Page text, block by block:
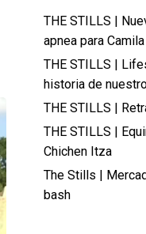
THE STILLS |
apnea para
THE STILLS |
historia de
THE STILLS |
THE STILLS |
Chichen Itza
The Stills |
bash